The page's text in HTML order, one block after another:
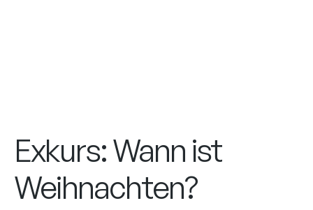
Exkurs: Wann ist
Weihnachten?